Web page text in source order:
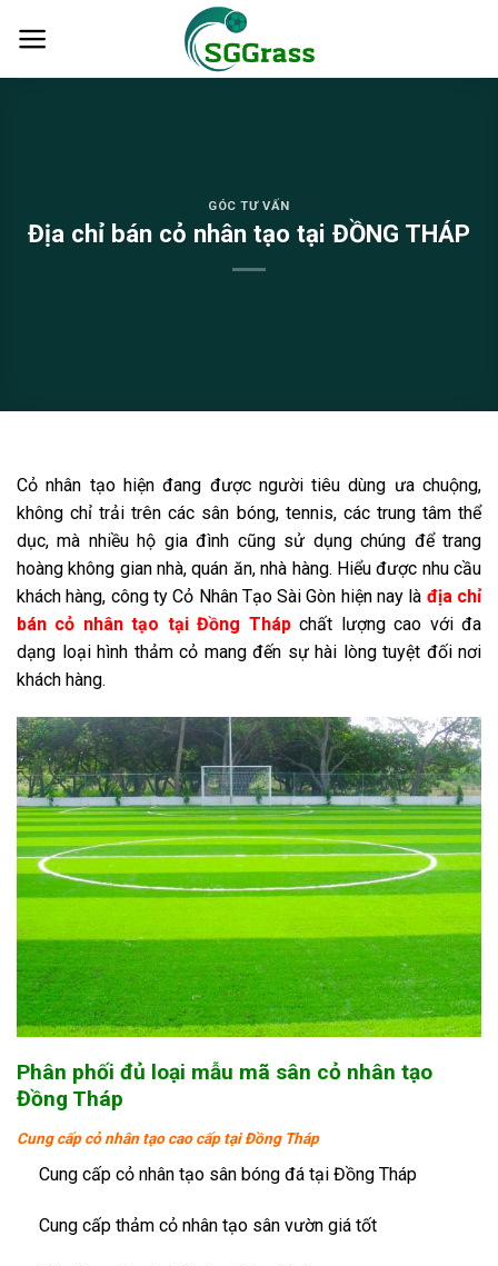
GÓC TƯ VẤN
Địa chỉ bán cỏ nhân tạo tại ĐỒNG THÁP
Cỏ nhân tạo hiện đang được người tiêu dùng ưa chuộng,
không chỉ trải trên các sân bóng, tennis, các trung tâm thể
dục, mà nhiều hộ gia đình cũng sử dụng chúng để trang
hoàng không gian nhà, quán ăn, nhà hàng. Hiểu được nhu cầu
khách hàng, công ty Cỏ Nhân Tạo Sài Gòn hiện nay là địa chỉ
bán cỏ nhân tạo tại Đồng Thápchất lượng cao với đa
dạng loại hình thảm cỏ mang đến sự hài lòng tuyệt đối nơi
khách hàng.
Phân phối đủ loại mẫu mã sân cỏ nhân tạo
Đồng Tháp
Cung cấp cỏ nhân tạo cao cấp tại Đồng Tháp
Cung cấp cỏ nhân tạo sân bóng đá tại Đồng Tháp
Cung cấp thảm cỏ nhân tạo sân vườn giá tốt